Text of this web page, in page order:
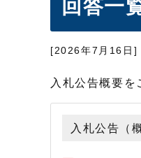
回答一
[2026年7月16日]
入札公告概要を
入札公告（